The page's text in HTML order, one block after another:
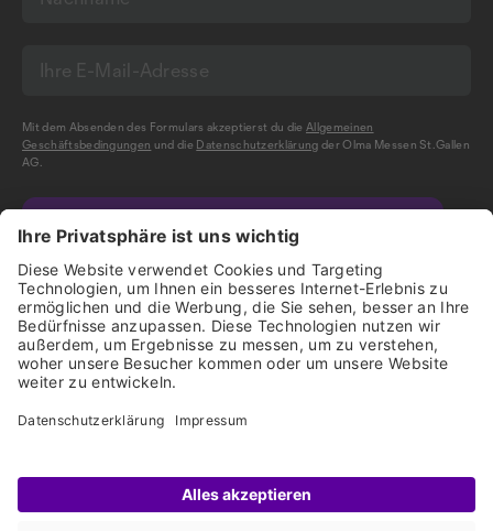
Mit dem Absenden des Formulars akzeptierst du dieAllgemeinen
Geschäftsbedingungen und die Datenschutzerklärung der Olma Messen St.Gallen
AG.
Impressum Disclaimer Datenschutz